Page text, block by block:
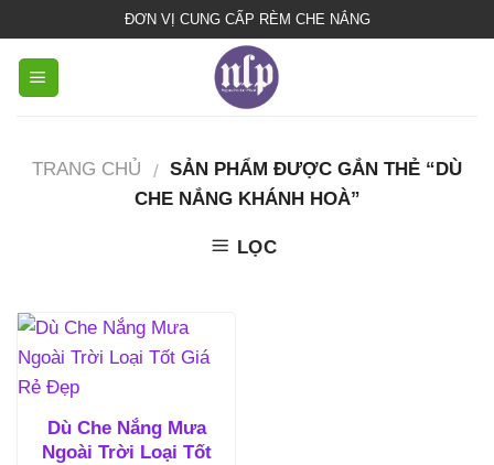
che
nắng
mưa
ĐƠN VỊ CUNG CẤP RÈM CHE NẮNG
TRANG CHỦ / SẢN PHẨM ĐƯỢC GẮN THẺ “DÙ
CHE NẮNG KHÁNH HOÀ”
LỌC
Dù Che Nắng Mưa
Ngoài Trời Loại Tốt